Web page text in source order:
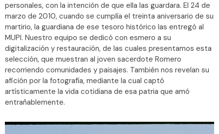
personales, con la intención de que ella las guardara. El 24 de
marzo de 2010, cuando se cumplía el treinta aniversario de su
martirio, la guardiana de ese tesoro histórico las entregó al
MUPI. Nuestro equipo se dedicó con esmero a su
digitalización y restauración, de las cuales presentamos esta
selección, que muestran al joven sacerdote Romero
recorriendo comunidades y paisajes. También nos revelan su
afición por la fotografía, mediante la cual captó
artísticamente la vida cotidiana de esa patria que amó
entrañablemente.